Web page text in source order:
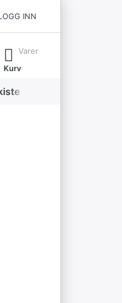
INN
Varer
Kurv